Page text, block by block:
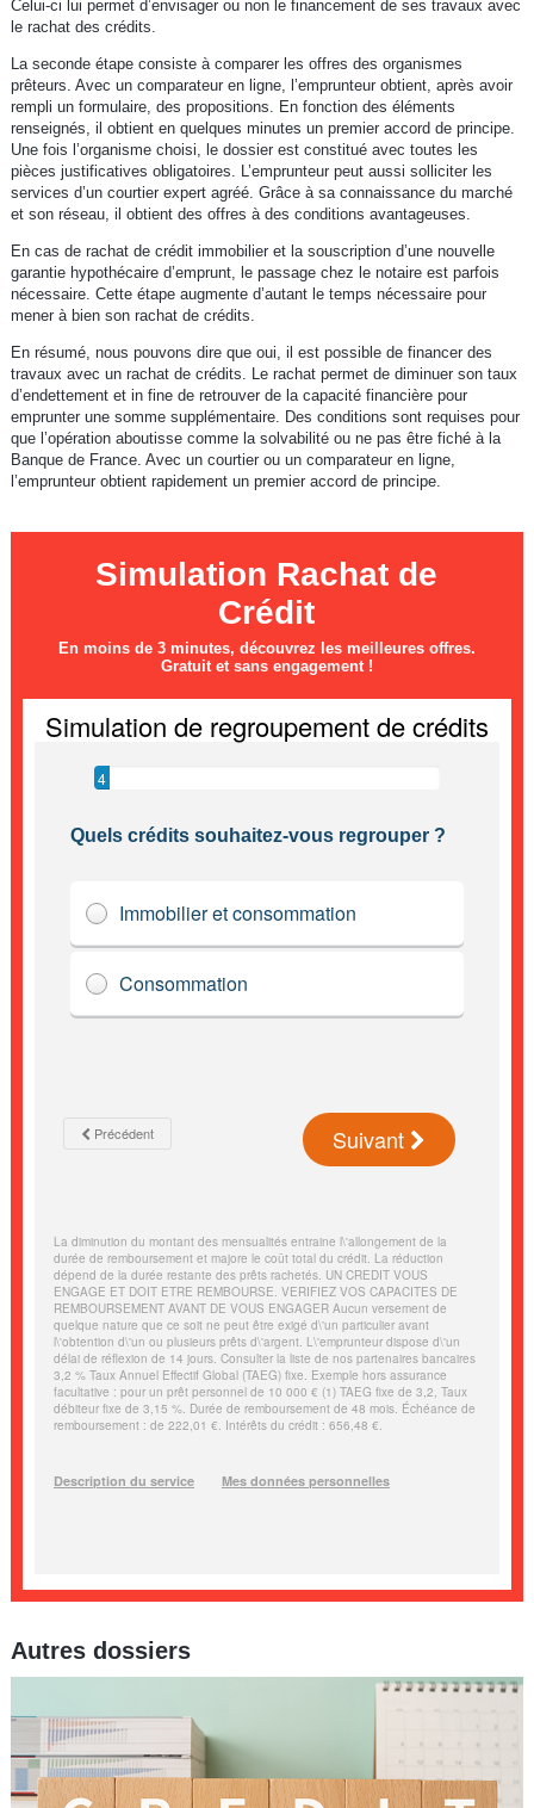
Celui-ci lui permet d’envisager ou non le financement de ses travaux avec
le rachat des crédits.
La seconde étape consiste à comparer les offres des organismes
prêteurs. Avec un comparateur en ligne, l’emprunteur obtient, après avoir
rempli un formulaire, des propositions. En fonction des éléments
renseignés, il obtient en quelques minutes un premier accord de principe.
Une fois l’organisme choisi, le dossier est constitué avec toutes les
pièces justificatives obligatoires. L’emprunteur peut aussi solliciter les
services d’un courtier expert agréé. Grâce à sa connaissance du marché
et son réseau, il obtient des offres à des conditions avantageuses.
En cas de rachat de crédit immobilier et la souscription d’une nouvelle
garantie hypothécaire d’emprunt, le passage chez le notaire est parfois
nécessaire. Cette étape augmente d’autant le temps nécessaire pour
mener à bien son rachat de crédits.
En résumé, nous pouvons dire que oui, il est possible de financer des
travaux avec un rachat de crédits. Le rachat permet de diminuer son taux
d’endettement et in fine de retrouver de la capacité financière pour
emprunter une somme supplémentaire. Des conditions sont requises pour
que l’opération aboutisse comme la solvabilité ou ne pas être fiché à la
Banque de France. Avec un courtier ou un comparateur en ligne,
l’emprunteur obtient rapidement un premier accord de principe.
Simulation Rachat de
Crédit
En moins de 3 minutes, découvrez les meilleures offres.
Gratuit et sans engagement !
Autres dossiers